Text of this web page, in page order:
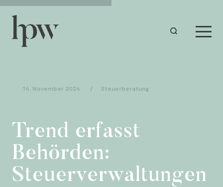
14. November 2024 / Steuerberatung
Trend erfasst
Behörden:
Steuerverwaltungen